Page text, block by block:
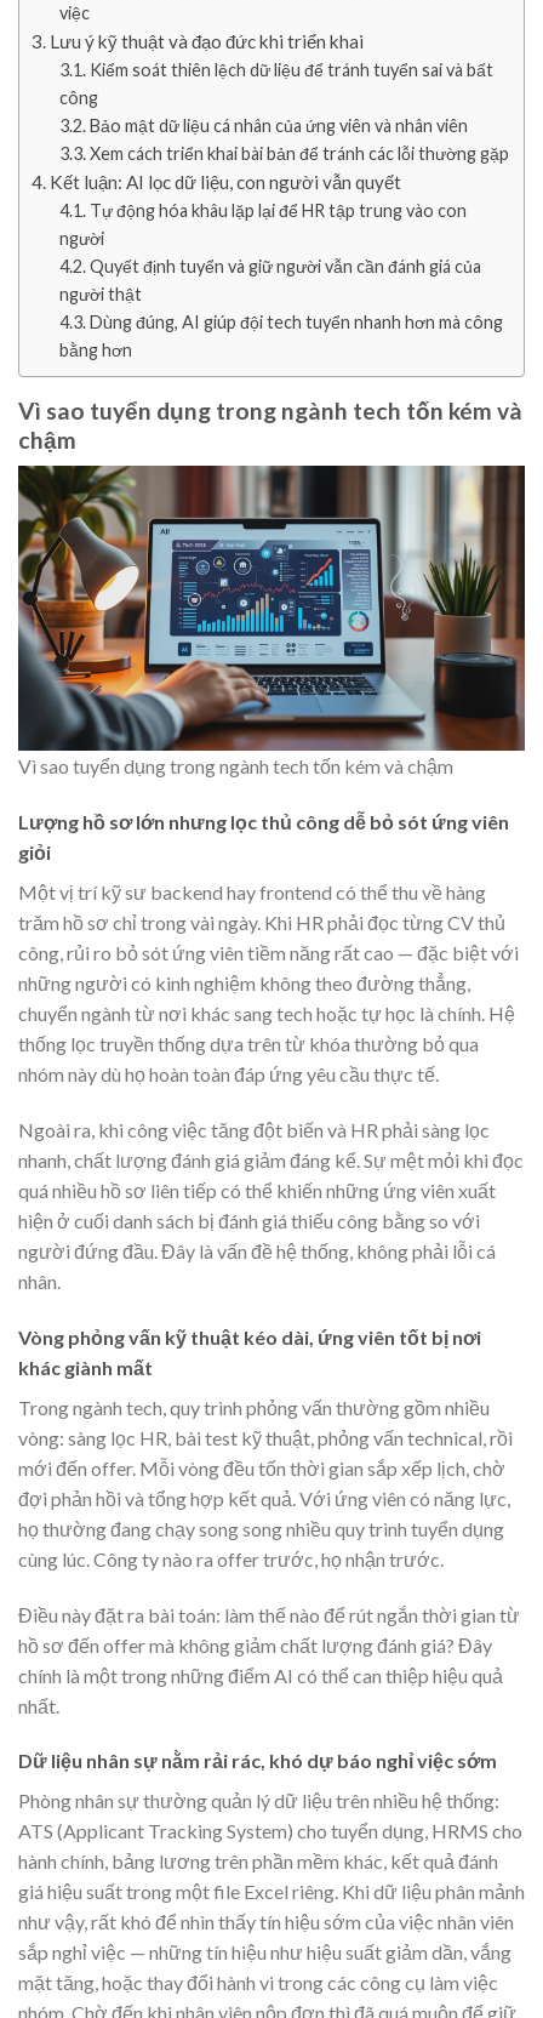
việc
Lưu ý kỹ thuật và đạo đức khi triển khai
Kiểm soát thiên lệch dữ liệu để tránh tuyển sai và bất
công
Bảo mật dữ liệu cá nhân của ứng viên và nhân viên
Xem cách triển khai bài bản để tránh các lỗi thường gặp
Kết luận: AI lọc dữ liệu, con người vẫn quyết
Tự động hóa khâu lặp lại để HR tập trung vào con
người
Quyết định tuyển và giữ người vẫn cần đánh giá của
người thật
Dùng đúng, AI giúp đội tech tuyển nhanh hơn mà công
bằng hơn
Vì sao tuyển dụng trong ngành tech tốn kém và
chậm
Vì sao tuyển dụng trong ngành tech tốn kém và chậm
Lượng hồ sơ lớn nhưng lọc thủ công dễ bỏ sót ứng viên
giỏi
Một vị trí kỹ sư backend hay frontend có thể thu về hàng
trăm hồ sơ chỉ trong vài ngày. Khi HR phải đọc từng CV thủ
công, rủi ro bỏ sót ứng viên tiềm năng rất cao — đặc biệt với
những người có kinh nghiệm không theo đường thẳng,
chuyển ngành từ nơi khác sang tech hoặc tự học là chính. Hệ
thống lọc truyền thống dựa trên từ khóa thường bỏ qua
nhóm này dù họ hoàn toàn đáp ứng yêu cầu thực tế.
Ngoài ra, khi công việc tăng đột biến và HR phải sàng lọc
nhanh, chất lượng đánh giá giảm đáng kể. Sự mệt mỏi khi đọc
quá nhiều hồ sơ liên tiếp có thể khiến những ứng viên xuất
hiện ở cuối danh sách bị đánh giá thiếu công bằng so với
người đứng đầu. Đây là vấn đề hệ thống, không phải lỗi cá
nhân.
Vòng phỏng vấn kỹ thuật kéo dài, ứng viên tốt bị nơi
khác giành mất
Trong ngành tech, quy trình phỏng vấn thường gồm nhiều
vòng: sàng lọc HR, bài test kỹ thuật, phỏng vấn technical, rồi
mới đến offer. Mỗi vòng đều tốn thời gian sắp xếp lịch, chờ
đợi phản hồi và tổng hợp kết quả. Với ứng viên có năng lực,
họ thường đang chạy song song nhiều quy trình tuyển dụng
cùng lúc. Công ty nào ra offer trước, họ nhận trước.
Điều này đặt ra bài toán: làm thế nào để rút ngắn thời gian từ
hồ sơ đến offer mà không giảm chất lượng đánh giá? Đây
chính là một trong những điểm AI có thể can thiệp hiệu quả
nhất.
Dữ liệu nhân sự nằm rải rác, khó dự báo nghỉ việc sớm
Phòng nhân sự thường quản lý dữ liệu trên nhiều hệ thống:
ATS (Applicant Tracking System) cho tuyển dụng, HRMS cho
hành chính, bảng lương trên phần mềm khác, kết quả đánh
giá hiệu suất trong một file Excel riêng. Khi dữ liệu phân mảnh
như vậy, rất khó để nhìn thấy tín hiệu sớm của việc nhân viên
sắp nghỉ việc — những tín hiệu như hiệu suất giảm dần, vắng
mặt tăng, hoặc thay đổi hành vi trong các công cụ làm việc
nhóm. Chờ đến khi nhân viên nộp đơn thì đã quá muộn để giữ